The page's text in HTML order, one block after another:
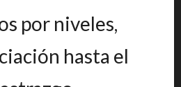
por niveles,
hasta el